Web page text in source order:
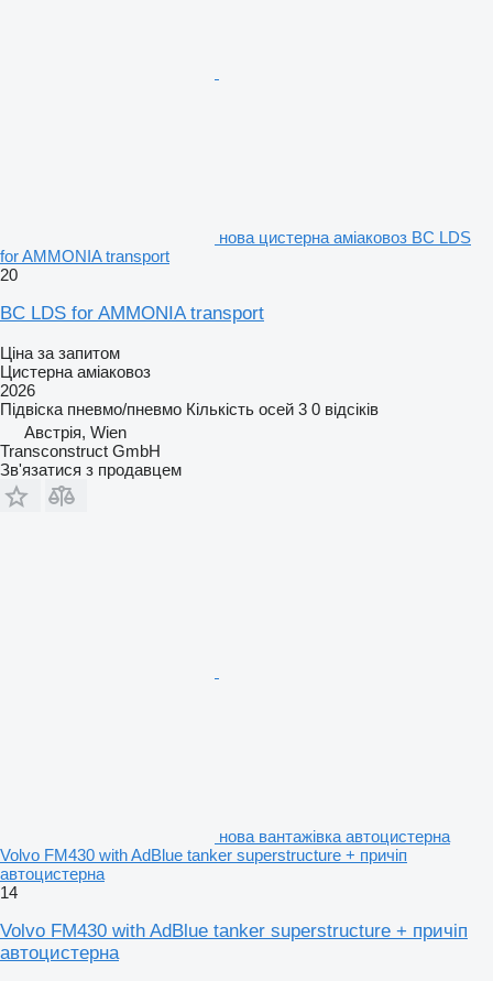
нова цистерна аміаковоз BC LDS
for AMMONIA transport
20
BC LDS for AMMONIA transport
Ціна за запитом
Цистерна аміаковоз
2026
Підвіска пневмо/пневмо Кількість осей 3 0 відсіків
Австрія, Wien
Transconstruct GmbH
Зв'язатися з продавцем
нова вантажівка автоцистерна
Volvo FM430 with AdBlue tanker superstructure + причіп
автоцистерна
14
Volvo FM430 with AdBlue tanker superstructure + причіп
автоцистерна